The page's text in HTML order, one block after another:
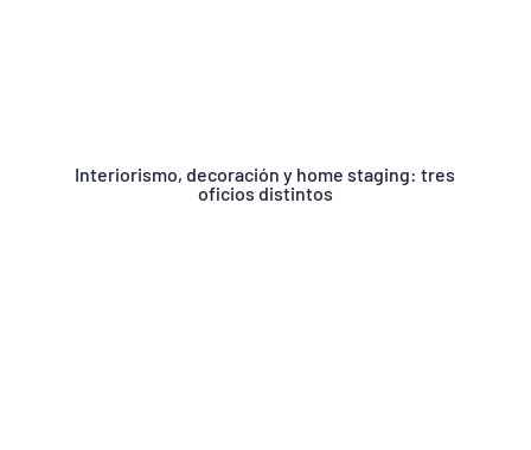
Interiorismo, decoración y home staging: tres
oficios distintos